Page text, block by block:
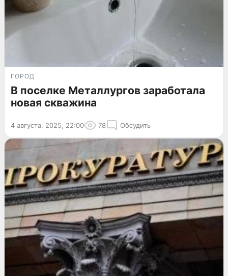
ГОРОД
В поселке Металлургов заработала
новая скважина
4 августа, 2025, 22:00 78 Обсудить